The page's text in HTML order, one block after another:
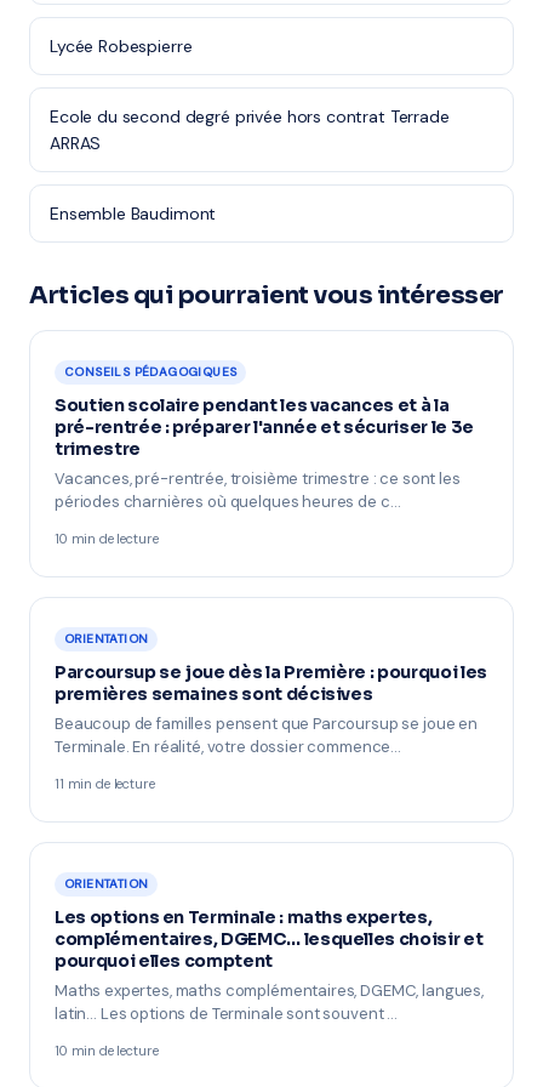
Lycée Robespierre
Ecole du second degré privée hors contrat Terrade
ARRAS
Ensemble Baudimont
Articles qui pourraient vous intéresser
CONSEILS PÉDAGOGIQUES
Soutien scolaire pendant les vacances et à la
pré-rentrée : préparer l'année et sécuriser le 3e
trimestre
Vacances, pré-rentrée, troisième trimestre : ce sont les
périodes charnières où quelques heures de c…
10 min de lecture
ORIENTATION
Parcoursup se joue dès la Première : pourquoi les
premières semaines sont décisives
Beaucoup de familles pensent que Parcoursup se joue en
Terminale. En réalité, votre dossier commence…
11 min de lecture
ORIENTATION
Les options en Terminale : maths expertes,
complémentaires, DGEMC… lesquelles choisir et
pourquoi elles comptent
Maths expertes, maths complémentaires, DGEMC, langues,
latin… Les options de Terminale sont souvent …
10 min de lecture